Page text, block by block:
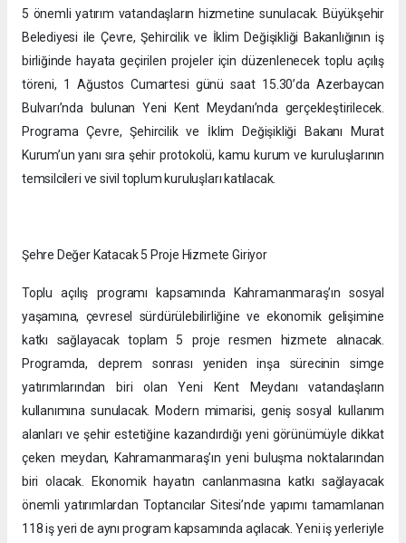
5 önemli yatırım vatandaşların hizmetine sunulacak. Büyükşehir
Belediyesi ile Çevre, Şehircilik ve İklim Değişikliği Bakanlığının iş
birliğinde hayata geçirilen projeler için düzenlenecek toplu açılış
töreni, 1 Ağustos Cumartesi günü saat 15.30’da Azerbaycan
Bulvarı’nda bulunan Yeni Kent Meydanı’nda gerçekleştirilecek.
Programa Çevre, Şehircilik ve İklim Değişikliği Bakanı Murat
Kurum’un yanı sıra şehir protokolü, kamu kurum ve kuruluşlarının
temsilcileri ve sivil toplum kuruluşları katılacak.
Şehre Değer Katacak 5 Proje Hizmete Giriyor
Toplu açılış programı kapsamında Kahramanmaraş’ın sosyal
yaşamına, çevresel sürdürülebilirliğine ve ekonomik gelişimine
katkı sağlayacak toplam 5 proje resmen hizmete alınacak.
Programda, deprem sonrası yeniden inşa sürecinin simge
yatırımlarından biri olan Yeni Kent Meydanı vatandaşların
kullanımına sunulacak. Modern mimarisi, geniş sosyal kullanım
alanları ve şehir estetiğine kazandırdığı yeni görünümüyle dikkat
çeken meydan, Kahramanmaraş’ın yeni buluşma noktalarından
biri olacak. Ekonomik hayatın canlanmasına katkı sağlayacak
önemli yatırımlardan Toptancılar Sitesi’nde yapımı tamamlanan
118 iş yeri de aynı program kapsamında açılacak. Yeni iş yerleriyle